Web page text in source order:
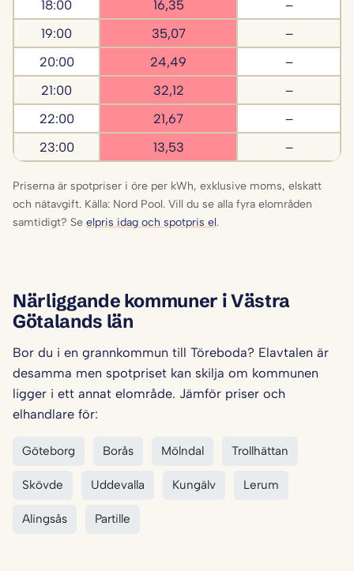
18:00
16,35
–
19:00
35,07
–
20:00
24,49
–
21:00
32,12
–
22:00
21,67
–
23:00
13,53 –
Priserna är spotpriser i öre per kWh, exklusive moms, elskatt
och nätavgift. Källa: Nord Pool. Vill du se alla fyra elområden
samtidigt? Se elpris idag och spotpris el.
Närliggande kommuner i Västra
Götalands län
Bor du i en grannkommun till Töreboda? Elavtalen är
desamma men spotpriset kan skilja om kommunen
ligger i ett annat elområde. Jämför priser och
elhandlare för:
Göteborg Borås Mölndal Trollhättan
Skövde Uddevalla Kungälv Lerum
Alingsås Partille